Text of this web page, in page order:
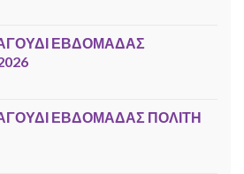
ΕΒΔΟΜΑΔΑΣ
ΕΒΔΟΜΑΔΑΣ ΠΟΛΙΤΗ